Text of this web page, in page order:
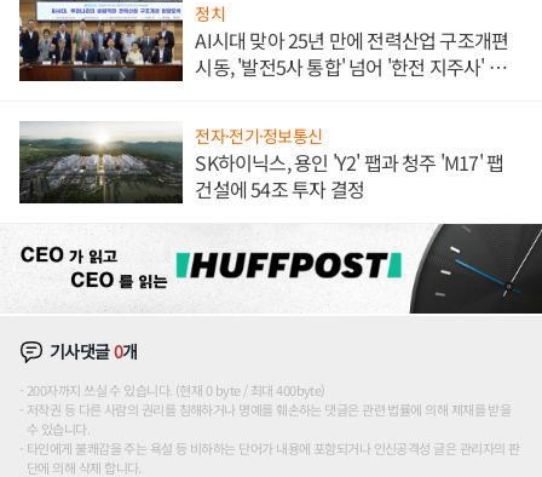
정치
AI시대 맞아 25년 만에 전력산업 구조개편
시동, '발전5사 통합' 넘어 '한전 지주사' 재편
전자·전기·정보통신
SK하이닉스, 용인 'Y2' 팹과 청주 'M17' 팹
건설에 54조 투자 결정
기사댓글0개
200자까지 쓰실 수 있습니다. (현재 0 byte / 최대 400byte)
저작권 등 다른 사람의 권리를 침해하거나 명예를 훼손하는 댓글은 관련 법률에 의해 제재를 받을
수 있습니다.
타인에게 불쾌감을 주는 욕설 등 비하하는 단어가 내용에 포함되거나 인신공격성 글은 관리자의 판
단에 의해 삭제 합니다.